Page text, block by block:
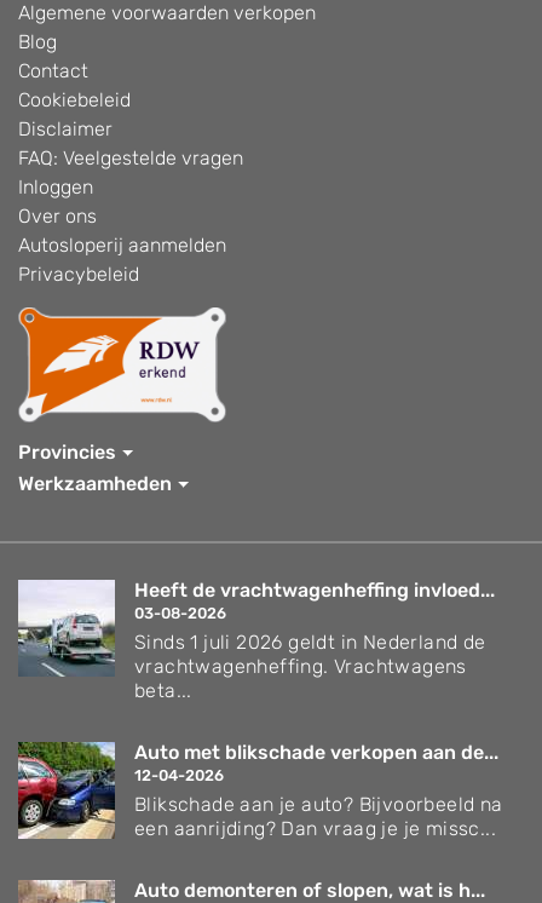
Algemene voorwaarden verkopen
Blog
Contact
Cookiebeleid
Disclaimer
FAQ: Veelgestelde vragen
Inloggen
Over ons
Autosloperij aanmelden
Privacybeleid
Provincies
Werkzaamheden
Heeft de vrachtwagenheffing invloed...
03-08-2026
Sinds 1 juli 2026 geldt in Nederland de
vrachtwagenheffing. Vrachtwagens
beta...
Auto met blikschade verkopen aan de...
12-04-2026
Blikschade aan je auto? Bijvoorbeeld na
een aanrijding? Dan vraag je je missc...
Auto demonteren of slopen, wat is h...